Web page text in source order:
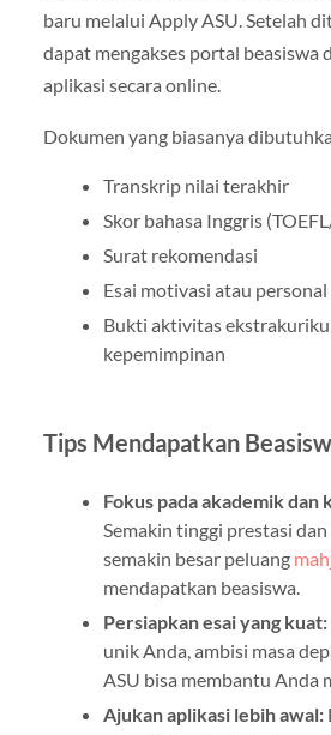
baru melalui Apply ASU. Setelah
dapat mengakses portal beasiswa
aplikasi secara online.
Dokumen yang biasanya
Transkrip nilai terakhir
Skor bahasa Inggris
Surat rekomendasi
Esai motivasi atau
Bukti aktivitas
kepemimpinan
Tips Mendapatkan
Fokus pada akademik dan
Semakin tinggi prestasi
semakin besar peluang
mendapatkan beasiswa.
Persiapkan esai yang kuat:
unik Anda, ambisi masa
ASU bisa membantu Anda
Ajukan aplikasi lebih awal: